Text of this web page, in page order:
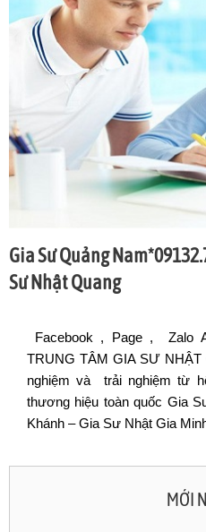
Gia Sư Quảng
Sư Nhật Quang
Facebook , Page , Zalo
TRUNG TÂM GIA SƯ
nghiệm và trải nghiệm từ
thương hiệu toàn quốc Gia
Khánh – Gia Sư Nhật Gia
MỚI